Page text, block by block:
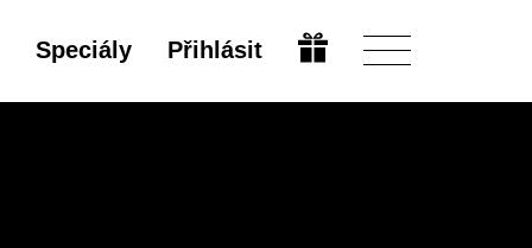
Speciály Přihlásit